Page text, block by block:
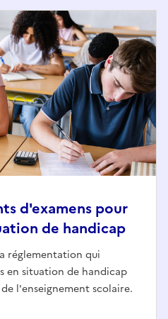
d'examens pour
de handicap
réglementation qui
en situation de handicap
l'enseignement scolaire.